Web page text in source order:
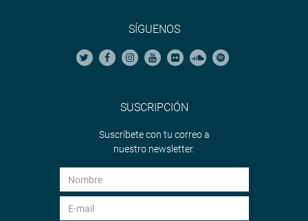
SÍGUENOS
SUSCRIPCIÓN
Suscríbete con tu correo a
nuestro newsletter.